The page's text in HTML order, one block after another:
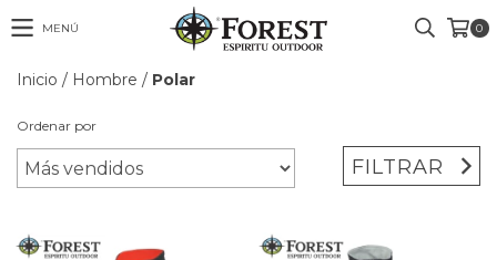
MENÚ 0
Inicio / Hombre / Polar
Ordenar por
FILTRAR